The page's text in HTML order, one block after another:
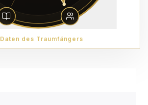
Daten des Traumfängers